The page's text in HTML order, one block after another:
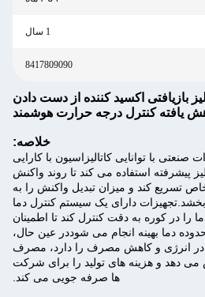
1 سال
8417809090
بازیافتی اکسید کننده از دست دادن
یافته کنترل درجه حرارت هوشمند
خلاصه:
صنعتی با توانایی کاتالیزاسیون با کارایی
پیشرفته استفاده می کند تا روند واکنش
تسریع کند و میزان تبدیل واکنش را به
دارای یک سیستم کنترل دما
در کوره به دقت کنترل کند تا اطمینان
دما بهینه انجام می شوددر عین حال،
انرژی و کاهش مصرف را دارد، مصرف
دهد و هزینه های تولید را برای شرکت
ها صرفه جویی می کند.